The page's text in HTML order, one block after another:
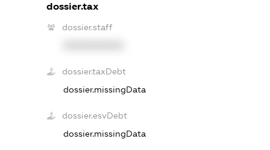
dossier.tax
dossier.staff
dossier.taxDebt
dossier.missingData
dossier.esvDebt
dossier.missingData